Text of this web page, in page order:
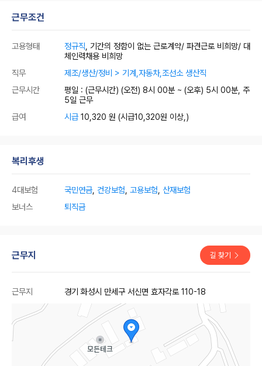
근무조건
고용형태 정규직 , 기간의 정함이 없는 근로계약/ 파견근로 비희망/ 대
체인력채용 비희망
직무
제조/생산/정비 > 기계,자동차,조선소 생산직
근무시간
평일 : (근무시간) (오전) 8시 00분 ~ (오후) 5시 00분, 주
5일 근무
급여
시급 10,320 원 (시급10,320원 이상,)
복리후생
4대보험 국민연금 건강보험 고용보험 산재보험
보너스
퇴직금
근무지 길 찾기
근무지 경기 화성시 만세구 서신면 효자각로 110-18